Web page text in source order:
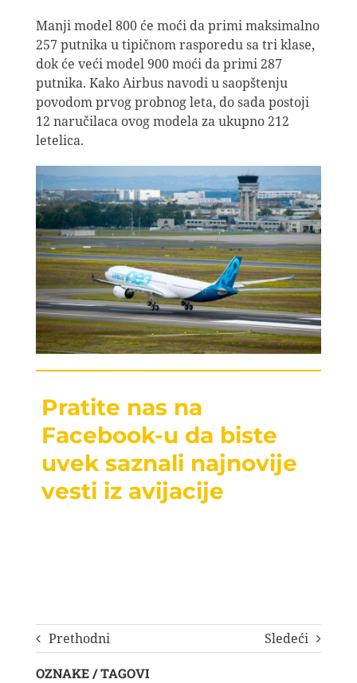
Manji model 800 će moći da primi maksimalno
257 putnika u tipičnom rasporedu sa tri klase,
dok će veći model 900 moći da primi 287
putnika. Kako Airbus navodi u saopštenju
povodom prvog probnog leta, do sada postoji
12 naručilaca ovog modela za ukupno 212
letelica.
Pratite nas na
Facebook-u da biste
uvek saznali najnovije
vesti iz avijacije
Prethodni Sledeći
OZNAKE / TAGOVI